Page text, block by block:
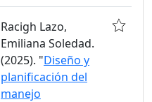
Racigh Lazo,
Emiliana Soledad.
(2025). "Diseño y
planificación del
manejo